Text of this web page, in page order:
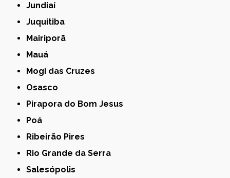
Jundiaí
Juquitiba
Mairiporã
Mauá
Mogi das Cruzes
Osasco
Pirapora do Bom Jesus
Poá
Ribeirão Pires
Rio Grande da Serra
Salesópolis